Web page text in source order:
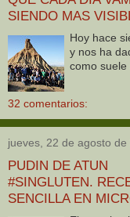
SIENDO MAS
Hoy hace
y nos ha
como
32 comentarios:
jueves, 22 de agosto de
PUDIN DE ATUN
#SINGLUTEN.
SENCILLA EN